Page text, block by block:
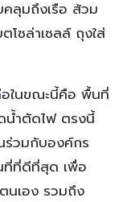
ลุมถึงเรือ ส้วม
โซล่าเซลล์ ถุงใส่
อในขณะนี้คือ พื้นที่
น้ำตัดไฟ ตรงนี้
ร่วมกับองค์กร
ที่ดีที่สุด เพื่อ
นเอง รวมถึง